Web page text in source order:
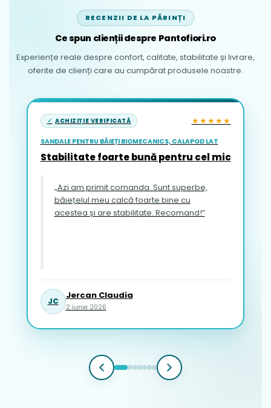
RECENZII DE LA PĂRINȚI
Ce spun clienții despre Pantofiori.ro
Experiențe reale despre confort, calitate, stabilitate și livrare,
oferite de clienți care au cumpărat produsele noastre.
ACHIZIȚIE VERIFICATĂ ★★★★★
SANDALE PENTRU BĂIEȚI BIOMECANICS, CALAPOD LAT
Stabilitate foarte bună pentru cel mic
„Azi am primit comanda. Sunt superbe,
băiețelul meu calcă foarte bine cu
acestea și are stabilitate. Recomand!”
JC
Jercan Claudia
2 iunie 2026